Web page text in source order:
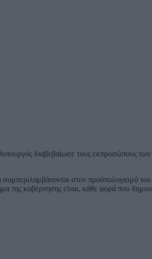
διαβεβαίωσε τους εκπροσώπους των
στον προϋπολογισμό
κυβέρνησης είναι, κάθε φορά που